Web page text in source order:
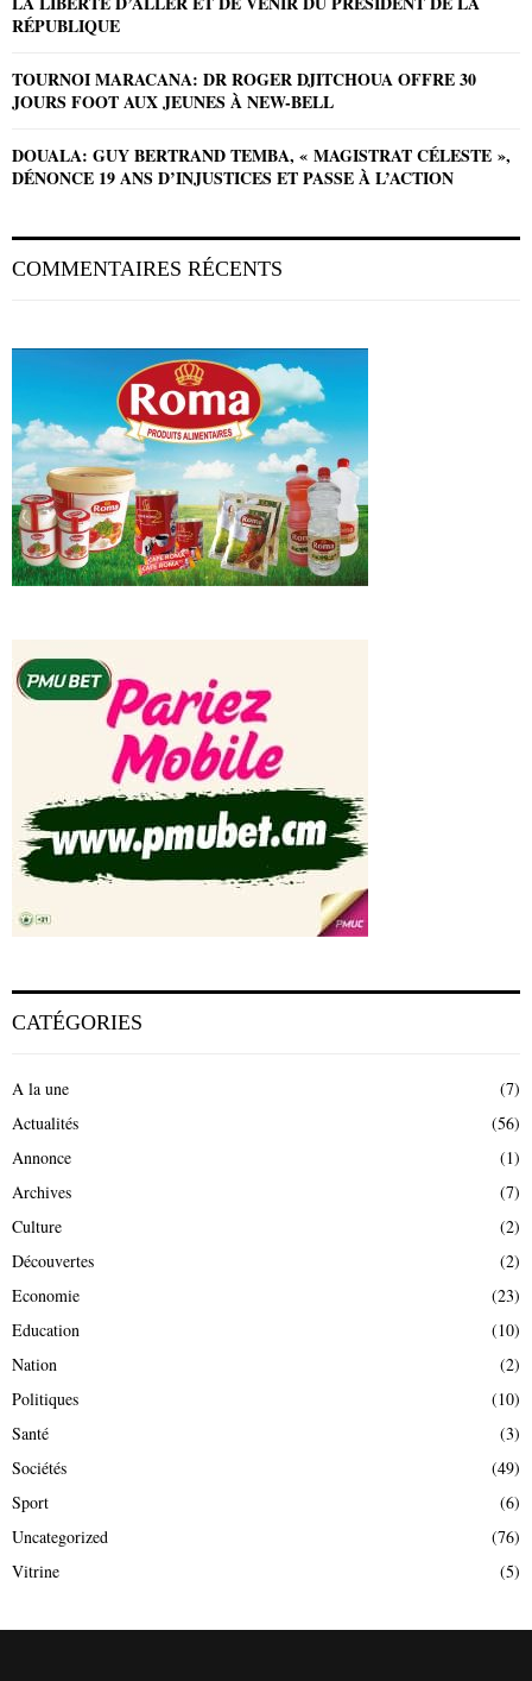
RÉPUBLIQUE
TOURNOI MARACANA: DR ROGER DJITCHOUA OFFRE 30
JOURS FOOT AUX JEUNES À NEW-BELL
DOUALA: GUY BERTRAND TEMBA, « MAGISTRAT CÉLESTE »,
DÉNONCE 19 ANS D’INJUSTICES ET PASSE À L’ACTION
COMMENTAIRES RÉCENTS
CATÉGORIES
A la une
(7)
Actualités
(56)
Annonce
(1)
Archives
(7)
Culture
(2)
Découvertes
(2)
Economie
(23)
Education
(10)
Nation
(2)
Politiques
(10)
Santé
(3)
Sociétés
(49)
Sport
(6)
Uncategorized
(76)
Vitrine
(5)